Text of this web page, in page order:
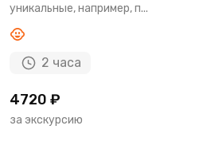
уникальные, например, п...
2 часа
4720 ₽
за экскурсию